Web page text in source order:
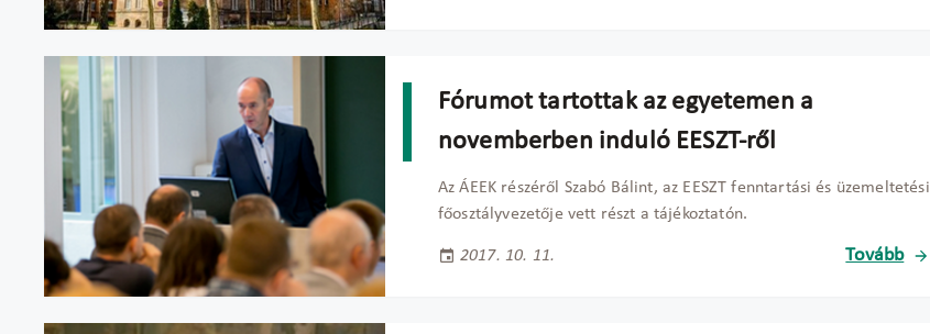
Fórumot tartottak az egyetemen a
novemberben induló EESZT-ről
Az ÁEEK részéről Szabó Bálint, az EESZT fenntartási és üzemeltetési
főosztályvezetője vett részt a tájékoztatón.
2017. 10. 11. Tovább